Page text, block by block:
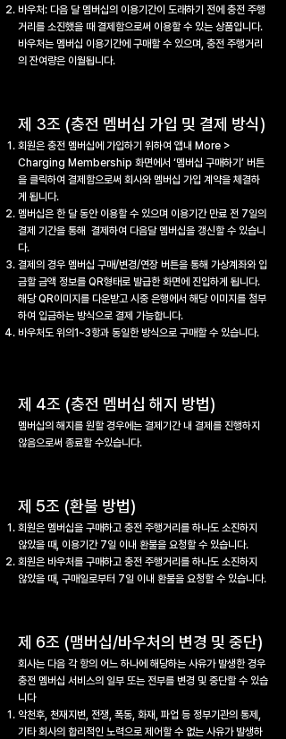
바우처: 다음 달 멤버십의 이용기간이 도래하기 전에 충전 주행
거리를 소진했을 때 결제함으로써 이용할 수 있는 상품입니다.
바우처는 멤버십 이용기간에 구매할 수 있으며, 충전 주행거리
의 잔여량은 이월됩니다.
제 3조 (충전 멤버십 가입 및 결제 방식)
회원은 충전 멤버십에 가입하기 위하여 앱내 More >
Charging Membership 화면에서 ‘멤버십 구매하기’ 버튼
을 클릭하여 결제함으로써 회사와 멤버십 가입 계약을 체결하
게 됩니다.
멤버십은 한 달 동안 이용할 수 있으며 이용기간 만료 전 7일의
결제 기간을 통해 결제하여 다음달 멤버십을 갱신할 수 있습니
다.
결제의 경우 멤버십 구매/변경/연장 버튼을 통해 가상계좌와 입
금할 금액 정보를 QR형태로 발급한 화면에 진입하게 됩니다.
해당 QR이미지를 다운받고 시중 은행에서 해당 이미지를 첨부
하여 입금하는 방식으로 결제 가능합니다.
바우처도 위의1~3항과 동일한 방식으로 구매할 수 있습니다.
제 4조 (충전 멤버십 해지 방법)
멤버십의 해지를 원할 경우에는 결제기간 내 결제를 진행하지
않음으로써 종료할 수있습니다.
제 5조 (환불 방법)
회원은 멤버십을 구매하고 충전 주행거리를 하나도 소진하지
않았을 때, 이용기간 7일 이내 환불을 요청할 수 있습니다.
회원은 바우처를 구매하고 충전 주행거리를 하나도 소진하지
않았을 때, 구매일로부터 7일 이내 환불을 요청할 수 있습니다.
제 6조 (맴버십/바우처의 변경 및 중단)
회사는 다음 각 항의 어느 하나에 해당하는 사유가 발생한 경우
충전 멤버십 서비스의 일부 또는 전부를 변경 및 중단할 수 있습
니다
악천후, 천재지변, 전쟁, 폭동, 화재, 파업 등 정부기관의 통제,
기타 회사의 합리적인 노력으로 제어할 수 없는 사유가 발생하